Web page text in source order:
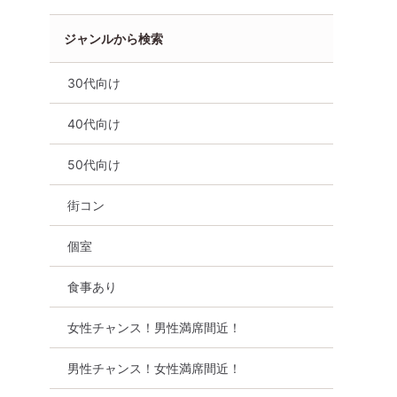
ジャンルから検索
30代向け
40代向け
50代向け
街コン
個室
食事あり
女性チャンス！男性満席間近！
男性チャンス！女性満席間近！